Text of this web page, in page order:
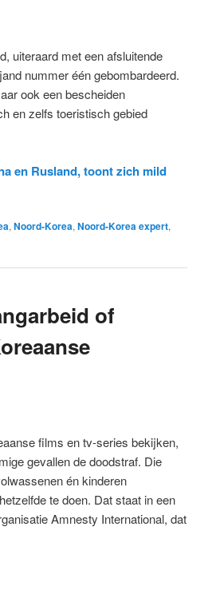
uiteraard met een afsluitende
nummer één gebombardeerd.
ook een bescheiden
en zelfs toeristisch gebied
en Rusland, toont zich mild
, Noord-Korea, Noord-Korea expert,
of
films en tv-series bekijken,
gevallen de doodstraf. Die
én kinderen
te doen. Dat staat in een
Amnesty International, dat